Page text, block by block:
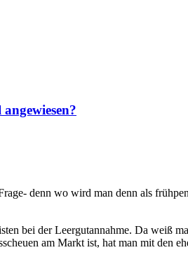
denn wo wird man denn als
bei der Leergutannahme. Da weiß
am Markt ist, hat man mit